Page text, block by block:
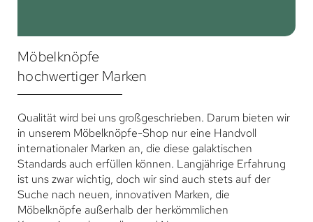
Möbelknöpfe
hochwertiger Marken
Qualität wird bei uns großgeschrieben. Darum bieten wir
in unserem Möbelknöpfe-Shop nur eine Handvoll
internationaler Marken an, die diese galaktischen
Standards auch erfüllen können. Langjährige Erfahrung
ist uns zwar wichtig, doch wir sind auch stets auf der
Suche nach neuen, innovativen Marken, die
Möbelknöpfe außerhalb der herkömmlichen